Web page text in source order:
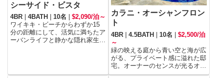
シーサイド・ビスタ
4BR 4BATH 10名
$2,090/泊～
ワイキキ・ビーチからわずか15
分の距離にして、活気に満ちたア
ーバンライフと静かな隠れ家生活
カラニ・オーシャンフロン
ト
4BR| 4.5BATH| 10名 | $2,500/泊
～
緑の映える庭から青い空と海が広
がる、プライベート感に溢れた邸
宅。オーナーのセンスが光るオブ
ジェが邸宅内を飾り、外の景色だ